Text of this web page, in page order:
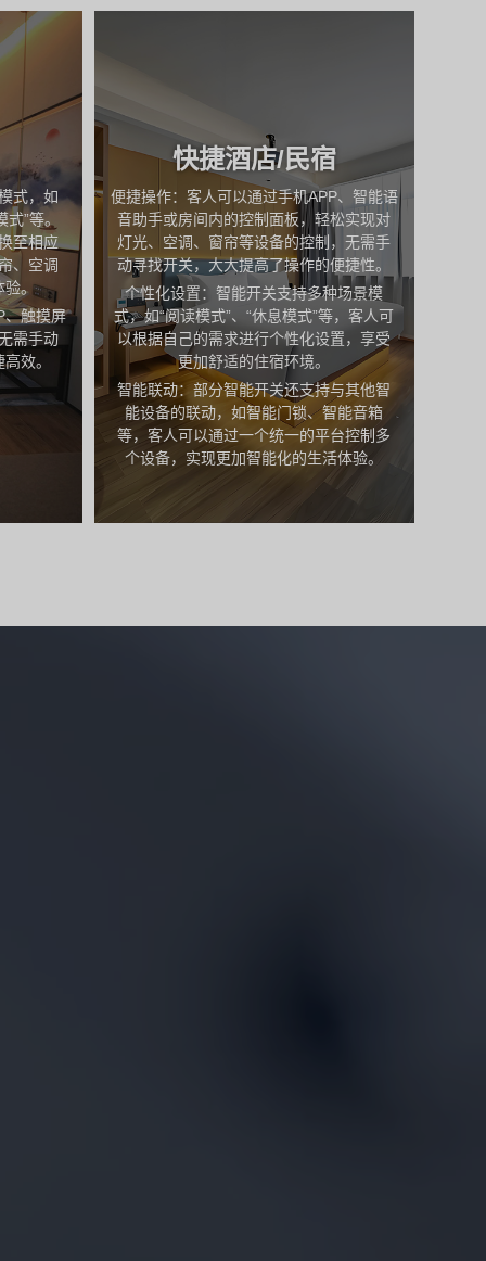
式，如
”等。
至相应
、空调
验。
、触摸屏
需手动
效。
快捷酒店/民宿
便捷操作：客人可以通过手机APP、智能语
音助手或房间内的控制面板，轻松实现对
灯光、空调、窗帘等设备的控制，无需手
动寻找开关，大大提高了操作的便捷性。
个性化设置：智能开关支持多种场景模
式，如“阅读模式”、“休息模式”等，客人可
以根据自己的需求进行个性化设置，享受
更加舒适的住宿环境。
智能联动：部分智能开关还支持与其他智
能设备的联动，如智能门锁、智能音箱
等，客人可以通过一个统一的平台控制多
个设备，实现更加智能化的生活体验。